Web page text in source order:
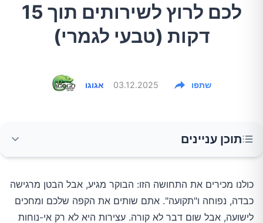
לכם לרוץ לשירותים תוך 15
דקות (טבעי לגמרי)
אגוגו 03.12.2025 שתפו
תוכן עניינים
מהו המשקה ומה הסוד שלו?
1. זרעי הצ'יה: המנוע השקט
כולנו מכירים את התחושה הזו: הבוקר מגיע, אבל הבטן מרגישה
כבדה, נפוחה ו"תקועה". אתם שותים את הקפה שלכם ומחכים
לישועה, אבל שום דבר לא קורה. עצירות היא לא רק אי-נוחות